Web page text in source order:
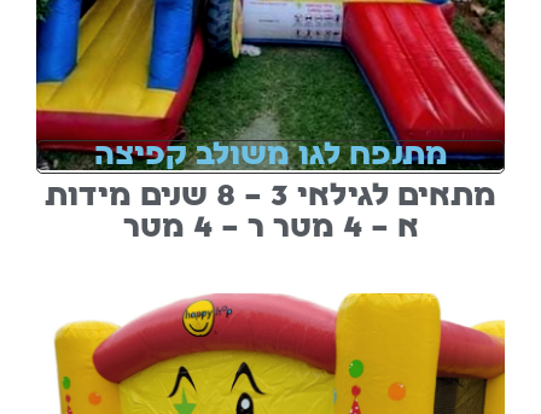
מתנפח לגו משולב קפיצה
מתאים לגילאי 3 – 8 שנים מידות
א – 4 מטר ר – 4 מטר